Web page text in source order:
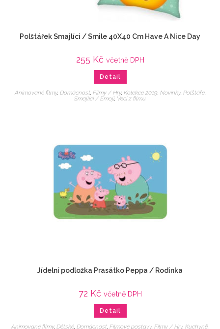
Polštářek Smajlíci / Smile 40X40 Cm Have A Nice Day
255 Kč včetně DPH
Detail
Animované filmy, Domácnost, Filmy / Hry, Kolekce 2019, Novinky, Polštáře,
Smajlíci / Emoji, Veci z filmu
Jídelní podložka Prasátko Peppa / Rodinka
72 Kč včetně DPH
Detail
Animované filmy, Dětské Domácnost Filmové postavy, Filmy / Hry, Kuchyně